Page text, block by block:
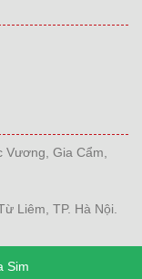
Vương, Gia Cẩm,
Liêm, TP. Hà Nội.
Sim